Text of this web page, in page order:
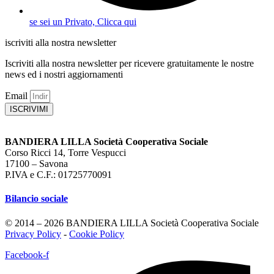
se sei un Privato, Clicca qui
iscriviti alla nostra newsletter
Iscriviti alla nostra newsletter per ricevere gratuitamente le nostre
news ed i nostri aggiornamenti
Email
ISCRIVIMI
BANDIERA LILLA Società Cooperativa Sociale
Corso Ricci 14, Torre Vespucci
17100 – Savona
P.IVA e C.F.: 01725770091
Bilancio sociale
© 2014 – 2026 BANDIERA LILLA Società Cooperativa Sociale
Privacy Policy - Cookie Policy
Facebook-f